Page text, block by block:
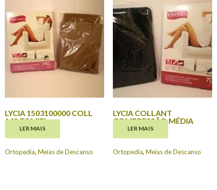
LYCIA 1503100000 COLL
140 T3 MIEL
29.90
LER MAIS
Ortopedia, Meias de Descanso
LYCIA COLLANT
COMPRESSÃO MÉDIA
14.00
LER MAIS
Ortopedia, Meias de Descanso